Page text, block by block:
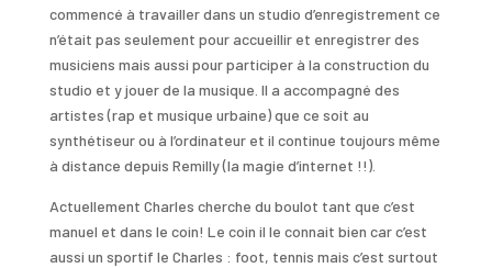
commencé à travailler dans un studio d’enregistrement ce
n’était pas seulement pour accueillir et enregistrer des
musiciens mais aussi pour participer à la construction du
studio et y jouer de la musique. Il a accompagné des
artistes (rap et musique urbaine) que ce soit au
synthétiseur ou à l’ordinateur et il continue toujours même
à distance depuis Remilly (la magie d’internet !!).
Actuellement Charles cherche du boulot tant que c’est
manuel et dans le coin! Le coin il le connait bien car c’est
aussi un sportif le Charles : foot, tennis mais c’est surtout